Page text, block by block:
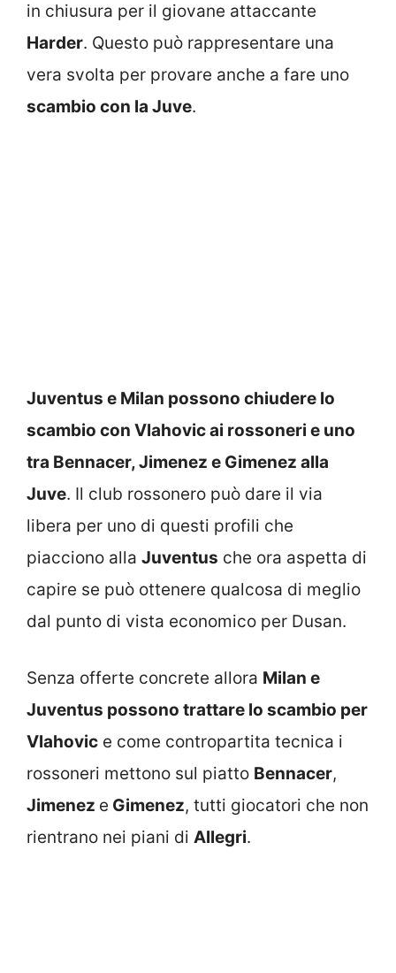
in chiusura per il giovane attaccante
Harder. Questo può rappresentare una
vera svolta per provare anche a fare uno
scambio con la Juve.
Juventus e Milan possono chiudere lo
scambio con Vlahovic ai rossoneri e uno
tra Bennacer, Jimenez e Gimenez alla
Juve. Il club rossonero può dare il via
libera per uno di questi profili che
piacciono alla Juventus che ora aspetta di
capire se può ottenere qualcosa di meglio
dal punto di vista economico per Dusan.
Senza offerte concrete allora Milan e
Juventus possono trattare lo scambio per
Vlahovic e come contropartita tecnica i
rossoneri mettono sul piatto Bennacer,
Jimenez e Gimenez, tutti giocatori che non
rientrano nei piani di Allegri.